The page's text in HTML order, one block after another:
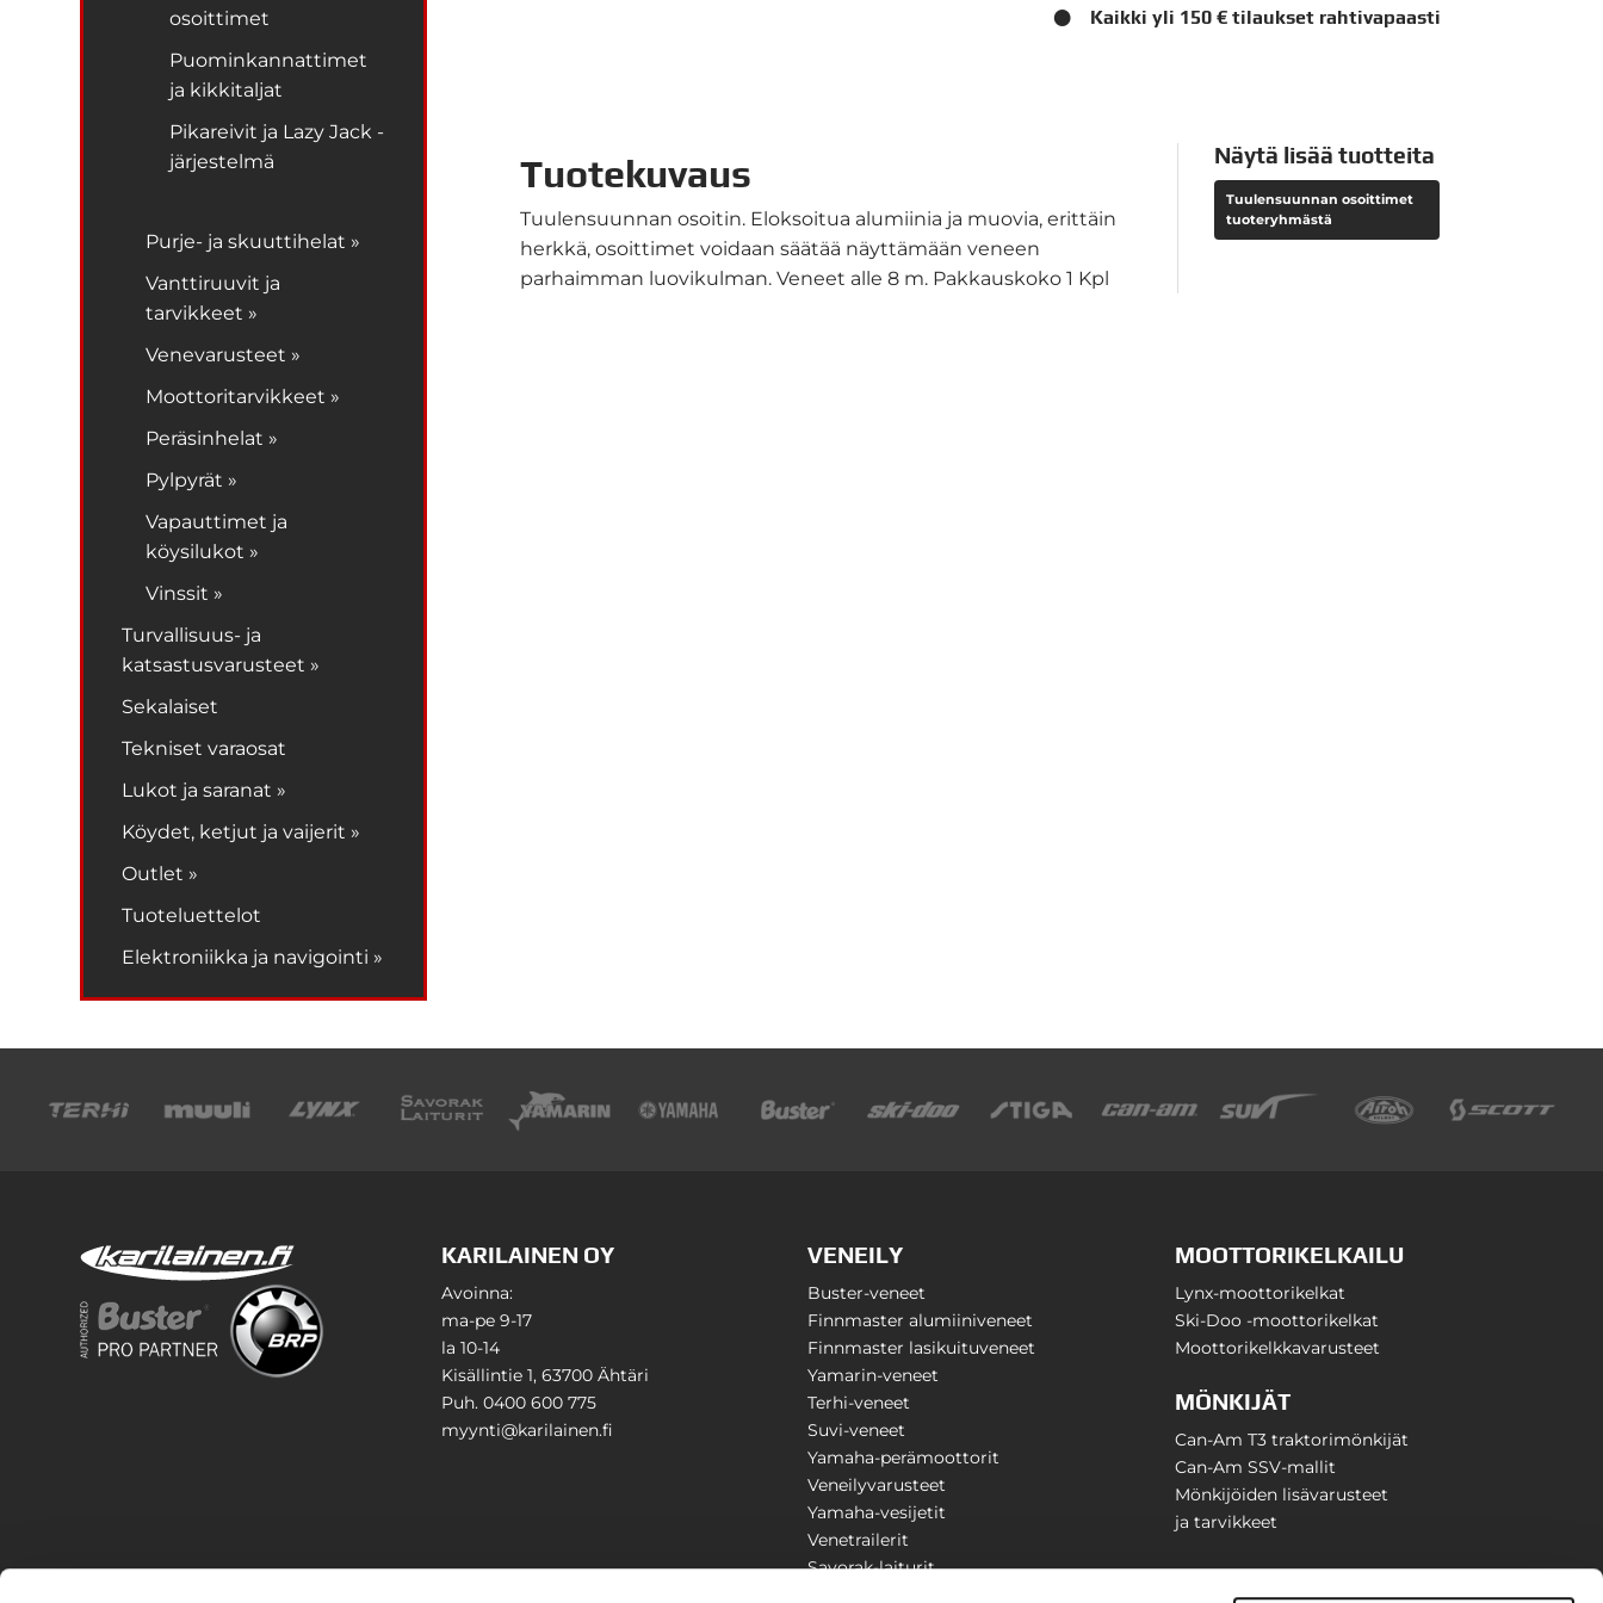
osoittimet
Puominkannattimet
ja kikkitaljat
Pikareivit ja Lazy Jack -
järjestelmä
Purje- ja skuuttihelat »
Vanttiruuvit ja
tarvikkeet »
Venevarusteet »
Moottoritarvikkeet »
Peräsinhelat »
Pylpyrät »
Vapauttimet ja
köysilukot »
Vinssit »
Turvallisuus- ja
katsastusvarusteet »
Sekalaiset
Tekniset varaosat
Lukot ja saranat »
Köydet, ketjut ja vaijerit »
Outlet »
Tuoteluettelot
Elektroniikka ja navigointi »
Kaikki yli 150 € tilaukset rahtivapaasti
Tuotekuvaus
Tuulensuunnan osoitin. Eloksoitua alumiinia ja muovia, erittäin
herkkä, osoittimet voidaan säätää näyttämään veneen
parhaimman luovikulman. Veneet alle 8 m. Pakkauskoko 1 Kpl
Näytä lisää tuotteita
Tuulensuunnan osoittimet
tuoteryhmästä
KARILAINEN OY
Avoinna:
ma-pe 9-17
la 10-14
Kisällintie 1, 63700 Ähtäri
Puh. 0400 600 775
myynti@karilainen.fi
VENEILY
Buster-veneet
Finnmaster alumiiniveneet
Finnmaster lasikuituveneet
Yamarin-veneet
Terhi-veneet
Suvi-veneet
Yamaha-perämoottorit
Veneilyvarusteet
Yamaha-vesijetit
Venetrailerit
Savorak-laiturit
MOOTTORIKELKAILU
Lynx-moottorikelkat
Ski-Doo -moottorikelkat
Moottorikelkkavarusteet
MÖNKIJÄT
Can-Am T3 traktorimönkijät
Can-Am SSV-mallit
Mönkijöiden lisävarusteet
ja tarvikkeet